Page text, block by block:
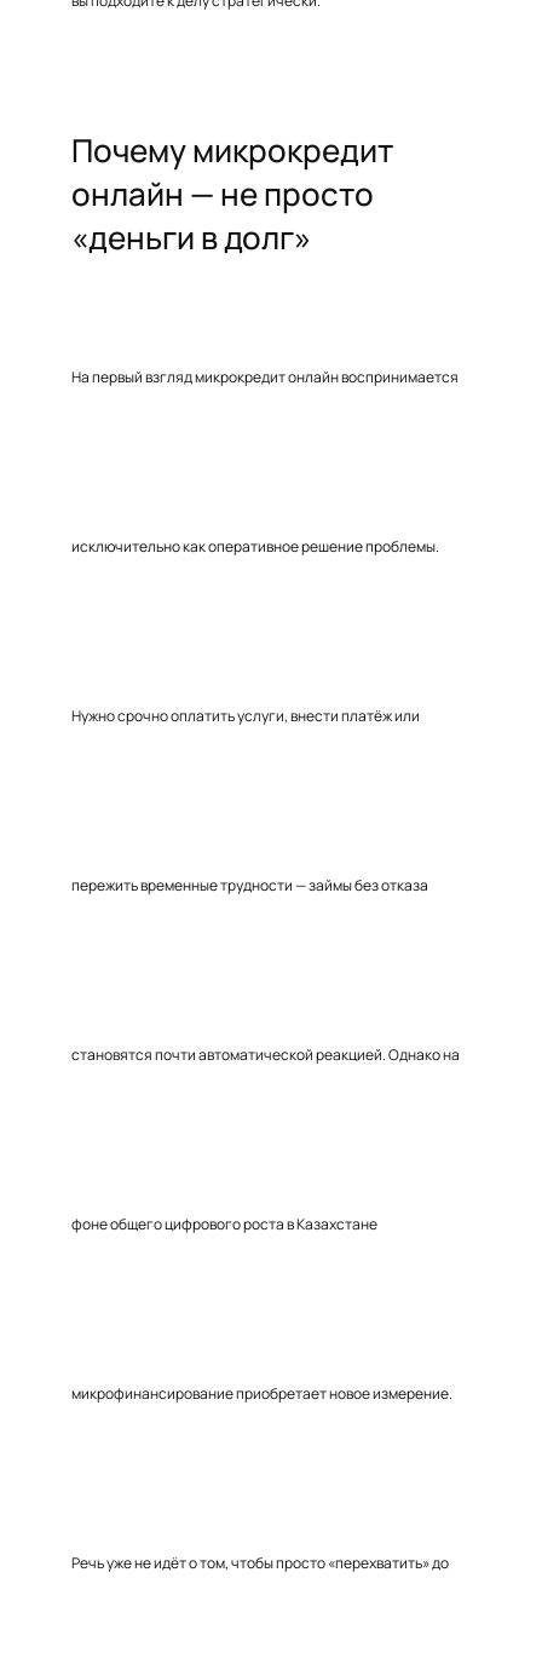
Почему микрокредит
онлайн — не просто
«деньги в долг»
На первый взгляд микрокредит онлайн воспринимается
исключительно как оперативное решение проблемы.
Нужно срочно оплатить услуги, внести платёж или
пережить временные трудности — займы без отказа
становятся почти автоматической реакцией. Однако на
фоне общего цифрового роста в Казахстане
микрофинансирование приобретает новое измерение.
Речь уже не идёт о том, чтобы просто «перехватить» до